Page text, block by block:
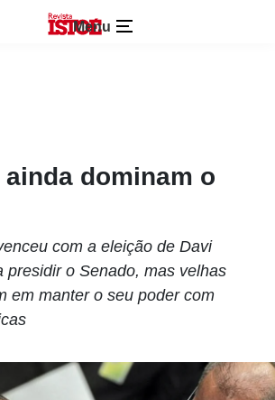
Menu
dominam o
com a eleição de Davi
presidir o Senado, mas velhas
em manter o seu poder com